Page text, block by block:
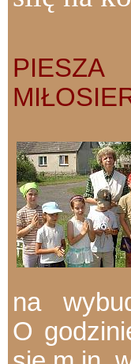
PIESZA
na
O